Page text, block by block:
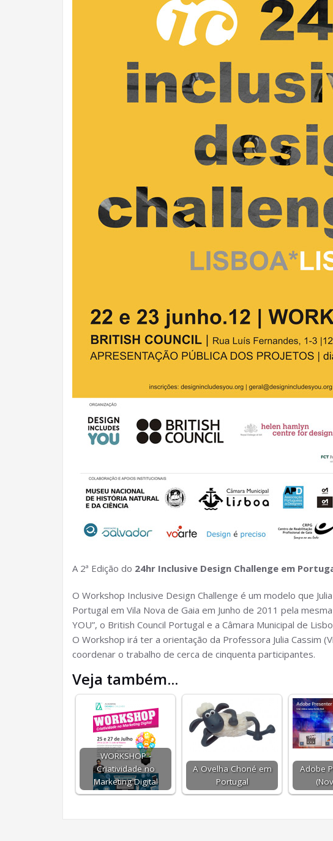
A 2ª Edição do 24hr Inclusive Design Challenge em
O Workshop Inclusive Design Challenge é um modelo que
Portugal em Vila Nova de Gaia em Junho de 2011 pela
YOU”, o British Council Portugal e a Câmara Municipal de
O Workshop irá ter a orientação da Professora Julia Cassim
coordenar o trabalho de cerca de cinquenta participantes.
Veja também...
WORKSHOP -
Criatividade no
Marketing Digital
A Ovelha Choné em
Portugal
Adobe